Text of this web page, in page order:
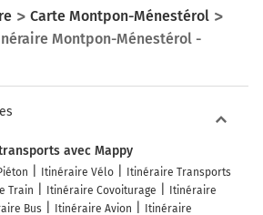
Carte Montpon-Ménestérol
Montpon-Ménestérol -
avec Mappy
Itinéraire Vélo
Itinéraire Transports
Train Itinéraire Covoiturage
Itinéraire
Bus Itinéraire Avion
Itinéraire